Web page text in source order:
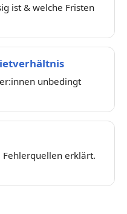
ist & welche Fristen
unbedingt
Fehlerquellen erklärt.